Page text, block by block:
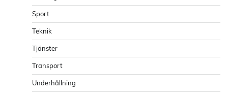
Sport
Teknik
Tjänster
Transport
Underhållning